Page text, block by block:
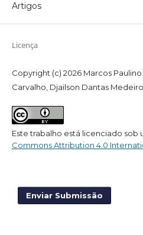
Artigos
Licença
Copyright (c) 2026 Marcos
Carvalho, Djailson Dantas
Este trabalho está licenciado sob
Commons Attribution 4.0
Enviar Submissão